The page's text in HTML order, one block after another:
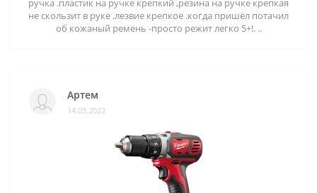
ручка .пластик на ручке крепкий ,резина на ручке крепкая
не скользит в руке .лезвие крепкое .когда пришёл потачил
об кожаный ремень -просто режит легко 5+!. ..
Артем
14.03.2022